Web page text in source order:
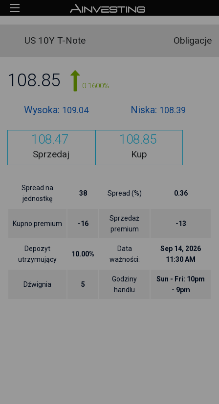
US 10Y T-Note Obligacje
108.85 0.1600%
Wysoka: 109.04 Niska: 108.39
108.47
Sprzedaj
108.85
Kup
Spread na
jednostkę
38 Spread (%) 0.36
Kupno premium -16
Sprzedaż
premium
-13
Depozyt
utrzymujący
10.00%
Data
ważności:
Sep 14, 2026
11:30 AM
Dźwignia 5
Godziny
handlu
Sun - Fri: 10pm
- 9pm